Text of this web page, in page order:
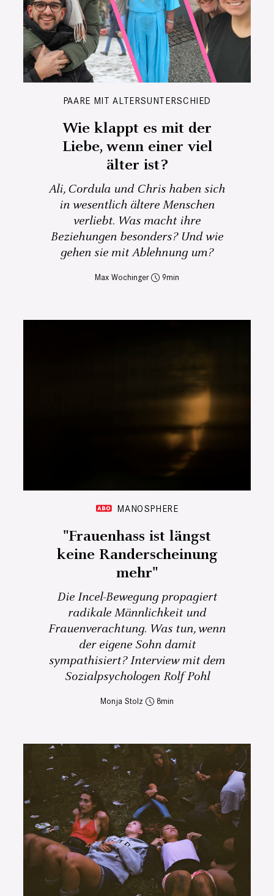
PAARE MIT ALTERSUNTERSCHIED
Wie klappt es mit der
Liebe, wenn einer viel
älter ist?
Ali, Cordula und Chris haben sich
in wesentlich ältere Menschen
verliebt. Was macht ihre
Beziehungen besonders? Und wie
gehen sie mit Ablehnung um?
Max Wochinger 9
MANOSPHERE
"Frauenhass ist längst
keine Randerscheinung
mehr"
Die Incel-Bewegung propagiert
radikale Männlichkeit und
Frauenverachtung. Was tun, wenn
der eigene Sohn damit
sympathisiert? Interview mit dem
Sozialpsychologen Rolf Pohl
Monja Stolz 8